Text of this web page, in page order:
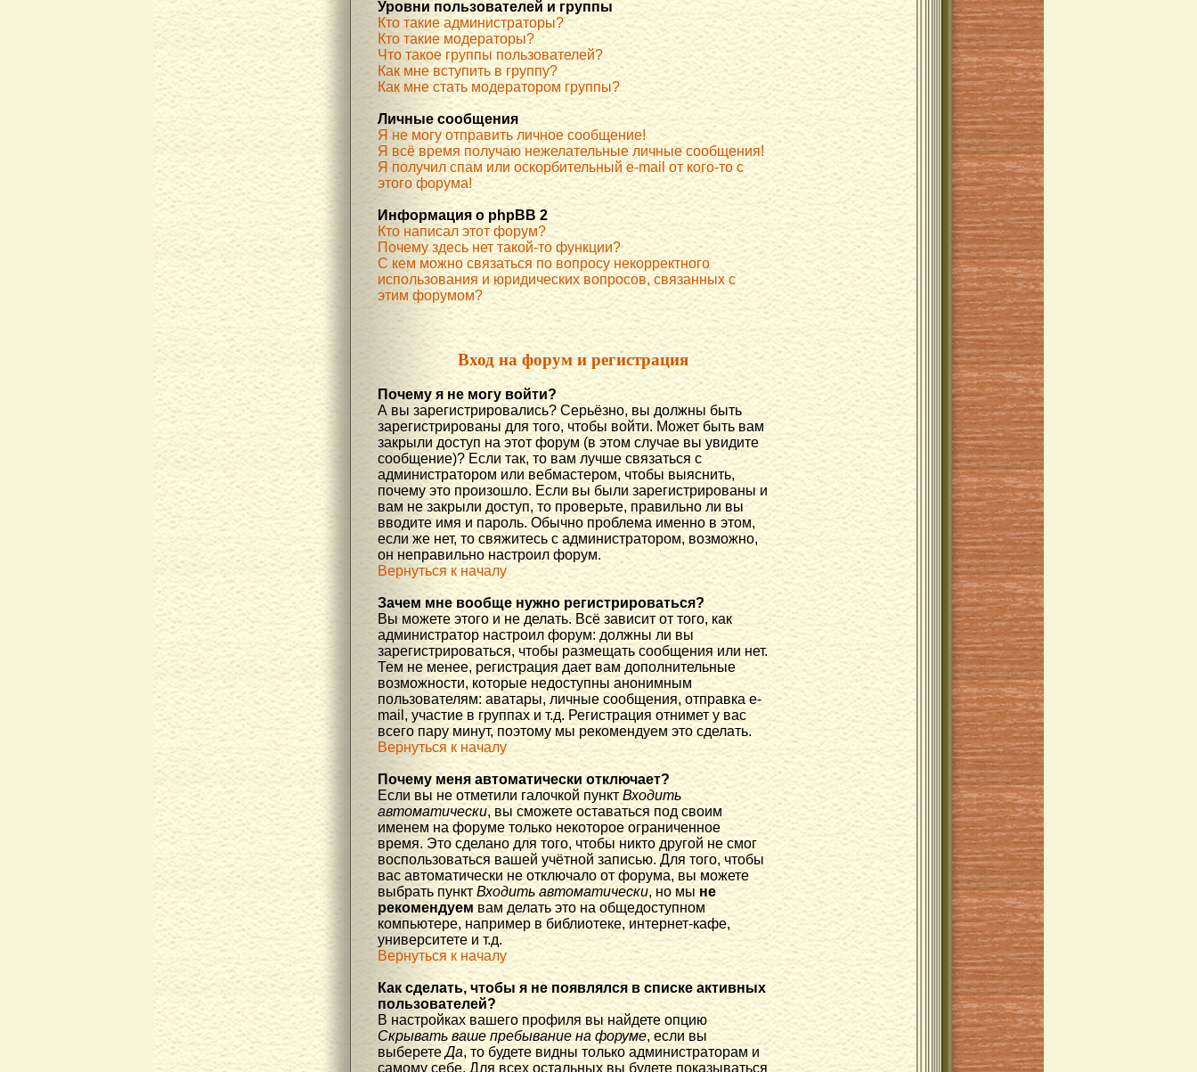
Уровни пользователей и группы
Кто такие администраторы?
Кто такие модераторы?
Что такое группы пользователей?
Как мне вступить в группу?
Как мне стать модератором группы?
Личные сообщения
Я не могу отправить личное сообщение!
Я всё время получаю нежелательные личные сообщения!
Я получил спам или оскорбительный e-mail от кого-то с
этого форума!
Информация о phpBB 2
Кто написал этот форум?
Почему здесь нет такой-то функции?
С кем можно связаться по вопросу некорректного
использования и юридических вопросов, связанных с
этим форумом?
Вход на форум и регистрация
Почему я не могу войти?
А вы зарегистрировались? Серьёзно, вы должны быть
зарегистрированы для того, чтобы войти. Может быть вам
закрыли доступ на этот форум (в этом случае вы увидите
сообщение)? Если так, то вам лучше связаться с
администратором или вебмастером, чтобы выяснить,
почему это произошло. Если вы были зарегистрированы и
вам не закрыли доступ, то проверьте, правильно ли вы
вводите имя и пароль. Обычно проблема именно в этом,
если же нет, то свяжитесь с администратором, возможно,
он неправильно настроил форум.
Вернуться к началу
Зачем мне вообще нужно регистрироваться?
Вы можете этого и не делать. Всё зависит от того, как
администратор настроил форум: должны ли вы
зарегистрироваться, чтобы размещать сообщения или нет.
Тем не менее, регистрация дает вам дополнительные
возможности, которые недоступны анонимным
пользователям: аватары, личные сообщения, отправка e-
mail, участие в группах и т.д. Регистрация отнимет у вас
всего пару минут, поэтому мы рекомендуем это сделать.
Вернуться к началу
Почему меня автоматически отключает?
Если вы не отметили галочкой пунктВходить
автоматически, вы сможете оставаться под своим
именем на форуме только некоторое ограниченное
время. Это сделано для того, чтобы никто другой не смог
воспользоваться вашей учётной записью. Для того, чтобы
вас автоматически не отключало от форума, вы можете
выбрать пунктВходить автоматически, но мыне
рекомендуем вам делать это на общедоступном
компьютере, например в библиотеке, интернет-кафе,
университете и т.д.
Вернуться к началу
Как сделать, чтобы я не появлялся в списке активных
пользователей?
В настройках вашего профиля вы найдете опцию
Скрывать ваше пребывание на форуме, если вы
выберетеДа, то будете видны только администраторам и
самому себе. Для всех остальных вы будете показываться